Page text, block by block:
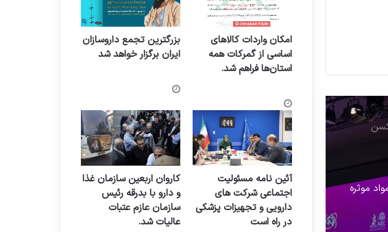
موثره
امکان واردات کالاهای
اساسی از گمرکات همه
استان‌ها فراهم شد.
بزرگترین تجمع داروسازان
ایران برگزار خواهد شد
آئین نامه مسئولیت
اجتماعی شرکت های
دارویی و تجهیزات پزشکی
در راه است
کاروان اربعین سازمان غذا
و دارو با بدرقه رئیس
سازمان عازم عتبات
عالیات شد.